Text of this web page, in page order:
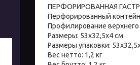
ПЕРФОРИРОВАННАЯ
Перфорированный
Профилирование
Размеры: 53x32,5x4 см
Размеры упаковки:
Вес нетто: 1,2 кг